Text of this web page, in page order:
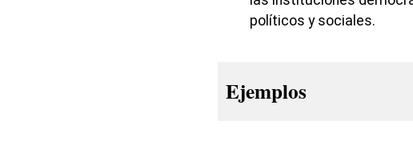
políticos y sociales.
Ejemplos